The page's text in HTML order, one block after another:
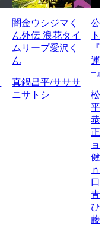
闇金ウシジマく
ん外伝 浪花タイ
ムリープ愛沢く
ん
真鍋昌平/サササ
ニサトシ
公
運
−
松
平/
恭/
正
ョ
健
ｎ
口
青
ひ
藤